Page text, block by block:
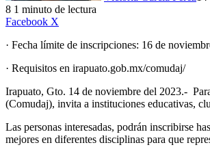
8 1 minuto de lectura
Facebook X
· Fecha límite de inscripciones: 16 de
· Requisitos en irapuato.gob.mx/comudaj/
Irapuato, Gto. 14 de noviembre del 2023.-
(Comudaj), invita a instituciones educativas,
Las personas interesadas, podrán inscribirse
mejores en diferentes disciplinas para que